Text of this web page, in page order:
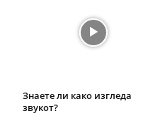
Знаете ли како изгледа
звукот?